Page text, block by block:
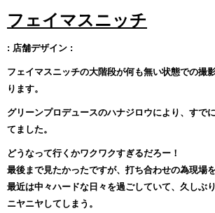
フェイマスニッチ
: 店舗デザイン :
フェイマスニッチの大階段が何も無い状態での撮
ります。
グリーンプロデュースのハナジロウにより、すで
てました。
どうなって行くかワクワクすぎるだろー！
最後まで見たかったですが、打ち合わせの為現場を
最近は中々ハードな日々を過ごしていて、久しぶ
ニヤニヤしてしまう。